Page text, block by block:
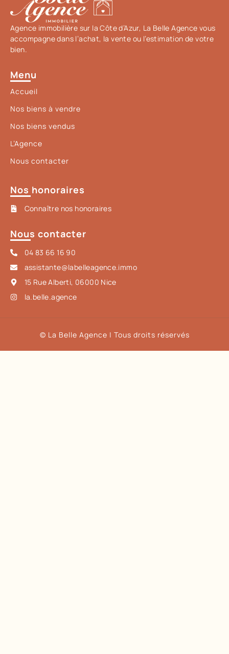
Agence immobilière sur la Côte d’Azur, La Belle Agence vous
accompagne dans l’achat, la vente ou l’estimation de votre
bien.
Menu
Accueil
Nos biens à vendre
Nos biens vendus
L’Agence
Nous contacter
Nos honoraires
Connaître nos honoraires
Nous contacter
04 83 66 16 90
assistante@labelleagence.immo
15 Rue Alberti, 06000 Nice
la.belle.agence
© La Belle Agence | Tous droits réservés